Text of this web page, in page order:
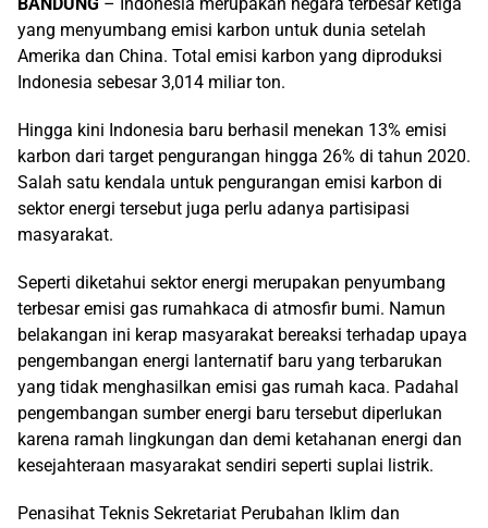
yang menyumbang emisi karbon untuk dunia setelah
Amerika dan China. Total emisi karbon yang diproduksi
Indonesia sebesar 3,014 miliar ton.
Hingga kini Indonesia baru berhasil menekan 13% emisi
karbon dari target pengurangan hingga 26% di tahun 2020.
Salah satu kendala untuk pengurangan emisi karbon di
sektor energi tersebut juga perlu adanya partisipasi
masyarakat.
Seperti diketahui sektor energi merupakan penyumbang
terbesar emisi gas rumahkaca di atmosfir bumi. Namun
belakangan ini kerap masyarakat bereaksi terhadap upaya
pengembangan energi lanternatif baru yang terbarukan
yang tidak menghasilkan emisi gas rumah kaca. Padahal
pengembangan sumber energi baru tersebut diperlukan
karena ramah lingkungan dan demi ketahanan energi dan
kesejahteraan masyarakat sendiri seperti suplai listrik.
Penasihat Teknis Sekretariat Perubahan Iklim dan